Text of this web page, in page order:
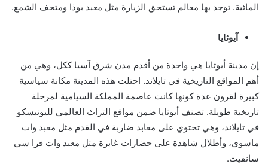
المائية. توجد بها معالم تستحق الزيارة مثل معبد بوذا ومتحف الشمع.
آيوثايا
إن مدينة أيوثايا هي واحدة من أقدم مدن شرق آسيا ككل، وهي من
أهم المواقع التاريخية في تايلاند. احتلت هذه المدينة مكانة سياسية
كبيرة لقرون عدة كونها كانت عاصمة المملكة السيامية لمرحلة
تاريخية طويلة. تصنف أيوثايا ضمن مواقع التراث العالمي لليونيسكو
في تايلاند، وهي تحتوي على معابد ضاربة في القدم مثل معبد وات
ماسوي، وأطلال شاهدة على حضارات غابرة مثل معبد وات فرا سي
سانفيت.